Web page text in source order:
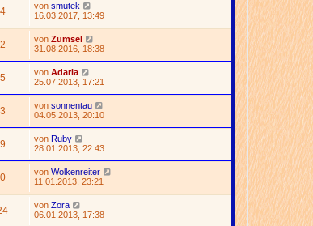
von smutek
16.03.2017, 13:49
von Zumsel
31.08.2016, 18:38
von Adaria
25.07.2013, 17:21
von sonnentau
04.05.2013, 20:10
von Ruby
28.01.2013, 22:43
von Wolkenreiter
11.01.2013, 23:21
von Zora
06.01.2013, 17:38